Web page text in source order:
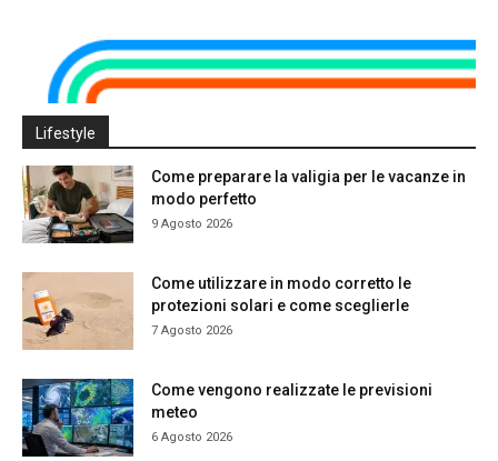
Lifestyle
Come preparare la valigia per le vacanze in
modo perfetto
9 Agosto 2026
Come utilizzare in modo corretto le
protezioni solari e come sceglierle
7 Agosto 2026
Come vengono realizzate le previsioni
meteo
6 Agosto 2026